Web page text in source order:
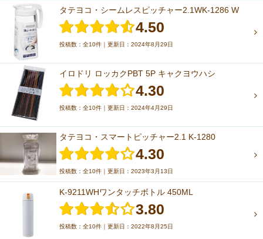
タテヨコ・シームレスピッチャー2.1WK-1286 W
4.50
投稿数：全10件｜更新日：2024年8月29日
イロドリ ロッカクPBT 5P キャクヨウハシ
4.30
投稿数：全10件｜更新日：2024年4月29日
タテヨコ・スマートピッチャー2.1 K-1280
4.30
投稿数：全10件｜更新日：2023年3月13日
K-9211WHワンタッチボトル 450ML
3.80
投稿数：全10件｜更新日：2022年8月25日